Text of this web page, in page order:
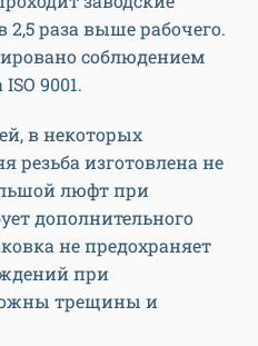
раза выше рабочего.
соблюдением
9001.
в некоторых
резьба изготовлена не
люфт при
дополнительного
не предохраняет
при
трещины и